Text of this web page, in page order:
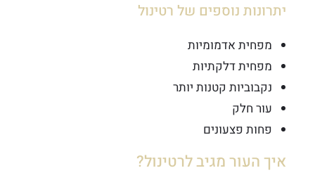
יתרונות נוספים של רטינול
מפחית אדמומיות
מפחית דלקתיות
נקבוביות קטנות יותר
עור חלק
פחות פצעונים
איך העור מגיב לרטינול?